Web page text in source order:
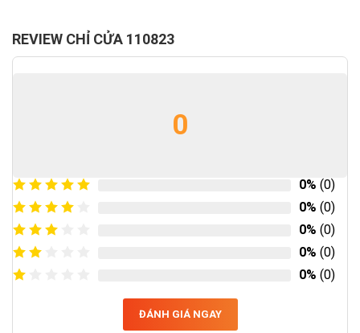
REVIEW CHỈ CỬA 110823
0
0% (0)
0% (0)
0% (0)
0% (0)
0% (0)
ĐÁNH GIÁ NGAY